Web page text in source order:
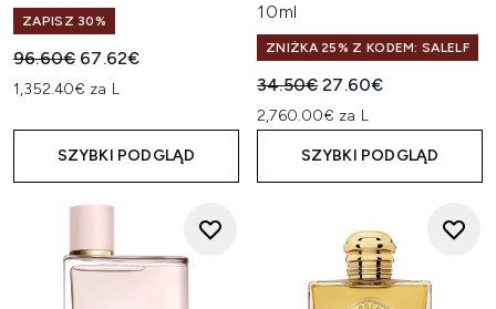
ZAPISZ 30%
Sugerowana cena detaliczna:
96.60€ Aktualna cena:
67.62€
1,352.40€ za L
SZYBKI PODGLĄD
10ml
ZNIŻKA 25% Z KODEM: SALELF
Sugerowana cena
34.50€Aktualna cena:
27.60€
2,760.00€ za L
SZYBKI PODGLĄD